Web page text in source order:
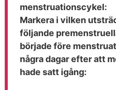
menstruationscykel:
Markera i vilken
följande
började före
några dagar efter att
hade satt igång: